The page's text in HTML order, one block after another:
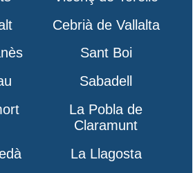
Cebrià de Vallalta
Sant Boi
Sabadell
La Pobla de
Claramunt
La Llagosta